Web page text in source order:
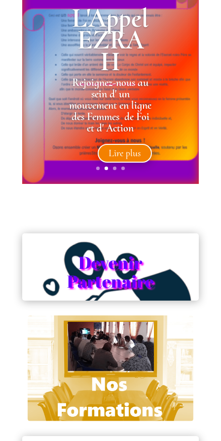
L'Appel
EZRA
H
Rejoignez-nous au
sein d' un
mouvement en ligne
desFemmes de Foi
et d' Action
Lire plus
Devenir
Partenaire